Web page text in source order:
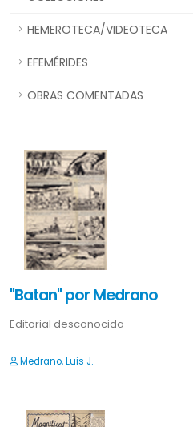
HEMEROTECA/VIDEOTECA
EFEMÉRIDES
OBRAS COMENTADAS
"Batan" por Medrano
Editorial desconocida
Medrano, Luis J.